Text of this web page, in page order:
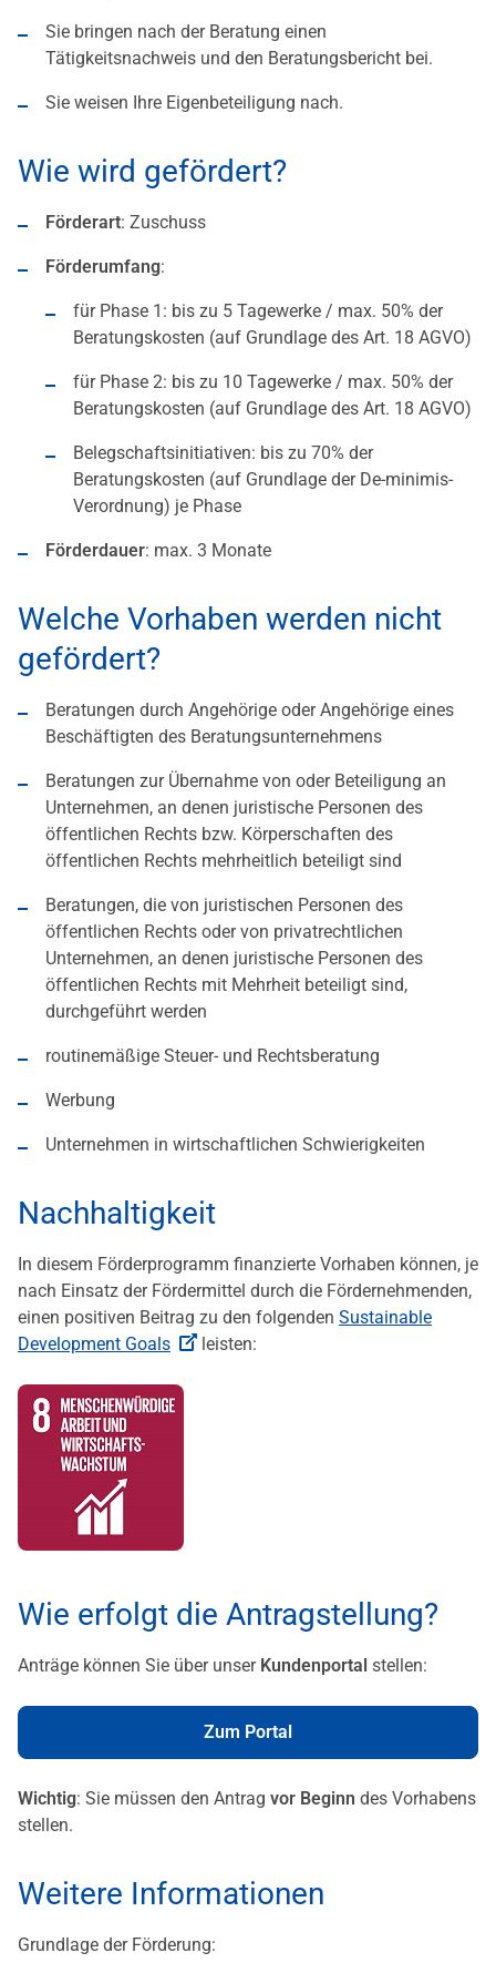
Sie bringen nach der Beratung einen
Tätigkeitsnachweis und den Beratungsbericht bei.
Sie weisen Ihre Eigenbeteiligung nach.
Wie wird gefördert?
Förderart: Zuschuss
Förderumfang:
für Phase 1: bis zu 5 Tagewerke / max. 50% der
Beratungskosten (auf Grundlage des Art. 18 AGVO)
für Phase 2: bis zu 10 Tagewerke / max. 50% der
Beratungskosten (auf Grundlage des Art. 18 AGVO)
Belegschaftsinitiativen: bis zu 70% der
Beratungskosten (auf Grundlage der De-minimis-
Verordnung) je Phase
Förderdauer: max. 3 Monate
Welche Vorhaben werden nicht
gefördert?
Beratungen durch Angehörige oder Angehörige eines
Beschäftigten des Beratungsunternehmens
Beratungen zur Übernahme von oder Beteiligung an
Unternehmen, an denen juristische Personen des
öffentlichen Rechts bzw. Körperschaften des
öffentlichen Rechts mehrheitlich beteiligt sind
Beratungen, die von juristischen Personen des
öffentlichen Rechts oder von privatrechtlichen
Unternehmen, an denen juristische Personen des
öffentlichen Rechts mit Mehrheit beteiligt sind,
durchgeführt werden
routinemäßige Steuer- und Rechtsberatung
Werbung
Unternehmen in wirtschaftlichen Schwierigkeiten
Nachhaltigkeit
In diesem Förderprogramm finanzierte Vorhaben können, je
nach Einsatz der Fördermittel durch die Fördernehmenden,
einen positiven Beitrag zu den folgenden Sustainable
Development Goals
leisten:
Wie erfolgt die Antragstellung?
Anträge können Sie über unser Kundenportal stellen:
Zum Portal
Wichtig: Sie müssen den Antrag vor Beginn des Vorhabens
stellen.
Weitere Informationen
Grundlage der Förderung: